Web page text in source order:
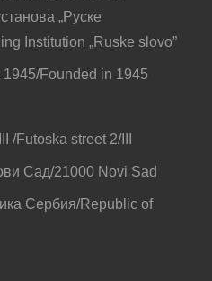
„Руске
Institution „Ruske slovo”
Founded in 1945
/Futoska street 2/III
Сад/21000 Novi Sad
Сербия/Republic of